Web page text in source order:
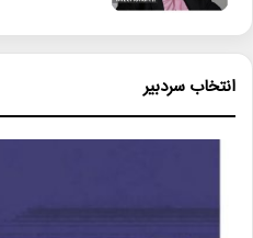
انتخاب سردبیر